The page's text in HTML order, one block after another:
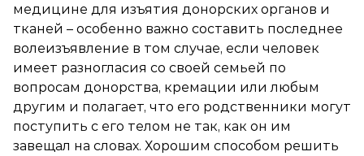
медицине для изъятия донорских органов и
тканей – особенно важно составить последнее
волеизъявление в том случае, если человек
имеет разногласия со своей семьей по
вопросам донорства, кремации или любым
другим и полагает, что его родственники могут
поступить с его телом не так, как он им
завещал на словах. Хорошим способом решить